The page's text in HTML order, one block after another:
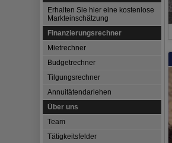
Erhalten Sie hier eine kostenlose
Markteinschätzung
Finanzierungsrechner
Mietrechner
Budgetrechner
Tilgungsrechner
Annuitätendarlehen
Über uns
Team
Tätigkeitsfelder